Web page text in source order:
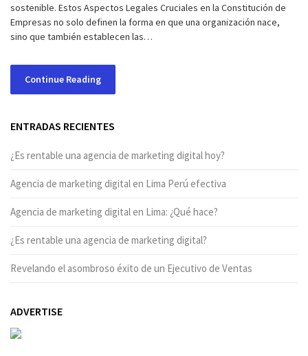
sostenible. Estos Aspectos Legales Cruciales en la Constitución de
Empresas no solo definen la forma en que una organización nace,
sino que también establecen las…
Continue Reading
ENTRADAS RECIENTES
¿Es rentable una agencia de marketing digital hoy?
Agencia de marketing digital en Lima Perú efectiva
Agencia de marketing digital en Lima: ¿Qué hace?
¿Es rentable una agencia de marketing digital?
Revelando el asombroso éxito de un Ejecutivo de Ventas
ADVERTISE